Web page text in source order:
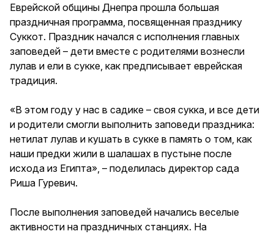
Еврейской общины Днепра прошла большая
праздничная программа, посвященная празднику
Суккот. Праздник начался с исполнения главных
заповедей – дети вместе с родителями вознесли
лулав и ели в сукке, как предписывает еврейская
традиция.
«В этом году у нас в садике – своя сукка, и все дети
и родители смогли выполнить заповеди праздника:
нетилат лулав и кушать в сукке в память о том, как
наши предки жили в шалашах в пустыне после
исхода из Египта», – поделилась директор сада
Риша Гуревич.
После выполнения заповедей начались веселые
активности на праздничных станциях. На